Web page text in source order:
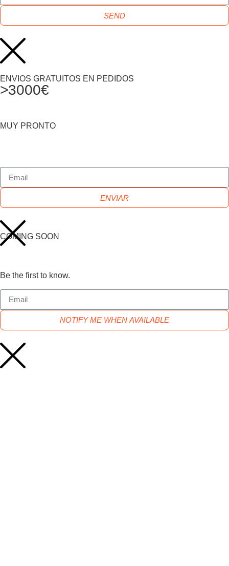
SEND
ENVIOS GRATUITOS EN PEDIDOS
>3000€
MUY PRONTO
ENVIAR
COMING SOON
Be the first to know.
NOTIFY ME WHEN AVAILABLE